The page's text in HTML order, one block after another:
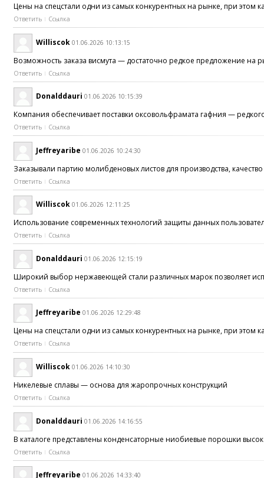
Цены на спецстали одни из самых конкурентных на рынке, при этом
Ответить Ссылка
Williscok 01.06.2026 10:13:15
Возможность заказа висмута — достаточно редкое предложение на
Ответить Ссылка
Donalddauri 01.06.2026 10:15:39
Компания обеспечивает поставки оксовольфрамата гафния —
Ответить Ссылка
Jeffreyaribe 01.06.2026 10:24:30
Заказывали партию молибденовых листов для производства,
Ответить Ссылка
Williscok 01.06.2026 12:11:25
Использование современных технологий защиты данных
Ответить Ссылка
Donalddauri 01.06.2026 12:15:19
Широкий выбор нержавеющей стали различных марок позволяет
Ответить Ссылка
Jeffreyaribe 01.06.2026 12:29:48
Цены на спецстали одни из самых конкурентных на рынке, при этом
Ответить Ссылка
Williscok 01.06.2026 14:10:30
Никелевые сплавы — основа для жаропрочных конструкций
Ответить Ссылка
Donalddauri 01.06.2026 14:16:55
В каталоге представлены конденсаторные ниобиевые порошки
Ответить Ссылка
Jeffreyaribe 01.06.2026 14:33:40